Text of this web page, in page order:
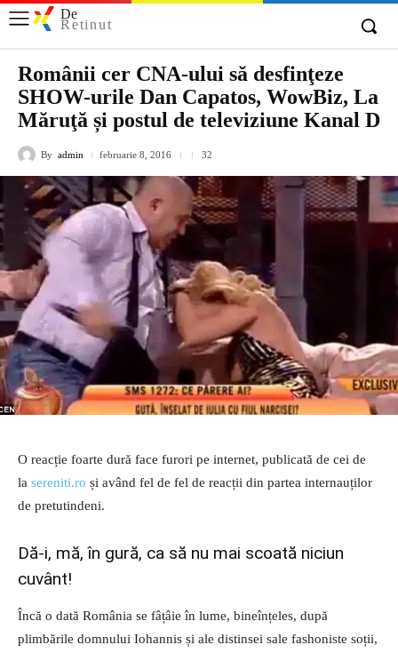
De
Retinut
Românii cer CNA-ului să desfinţeze
SHOW-urile Dan Capatos, WowBiz, La
Măruţă și postul de televiziune Kanal D
By admin februarie 8, 2016 32
O reacție foarte dură face furori pe internet, publicată de cei de
la sereniti.ro și având fel de fel de reacții din partea internauților
de pretutindeni.
Dă-i, mă, în gură, ca să nu mai scoată niciun
cuvânt!
Încă o dată România se fâțâie în lume, bineînțeles, după
plimbările domnului Iohannis și ale distinsei sale fashoniste soții,